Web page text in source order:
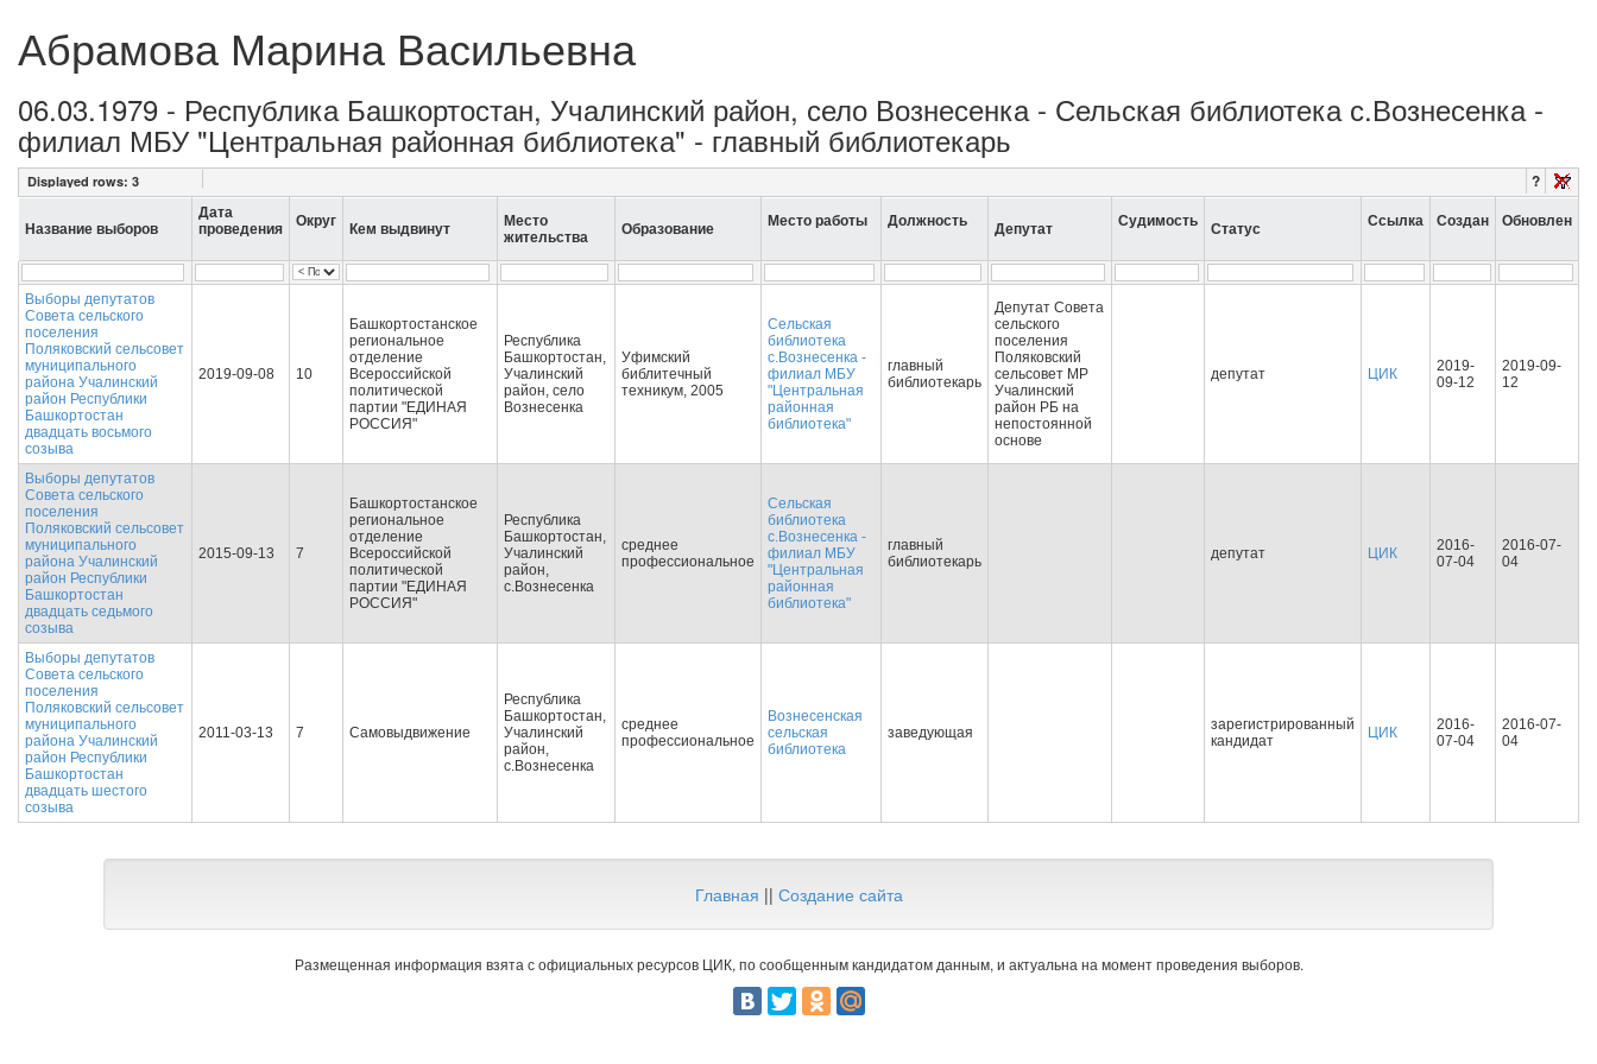
Абрамова Марина Васильевна
06.03.1979 - Республика Башкортостан, Учалинский район, село Вознесенка - Сельская библиотека с.Вознесенка -
филиал МБУ "Центральная районная библиотека" - главный библиотекарь
Displayed rows: 3 ?
Название выборов
Дата
проведения
Округ Кем выдвинут
Место
жительства
Образование Место работы Должность Депутат Судимость Статус Ссылка Создан Обновлен
Выборы депутатов
Совета сельского
поселения
Поляковский сельсовет
муниципального
района Учалинский
район Республики
Башкортостан
двадцать восьмого
созыва
2019-09-08 10
Башкортостанское
региональное
отделение
Всероссийской
политической
партии "ЕДИНАЯ
РОССИЯ"
Республика
Башкортостан,
Учалинский
район, село
Вознесенка
Уфимский
библитечный
техникум, 2005
Сельская
библиотека
с.Вознесенка -
филиал МБУ
"Центральная
районная
библиотека"
главный
библиотекарь
Депутат Совета
сельского
поселения
Поляковский
сельсовет МР
Учалинский
район РБ на
непостоянной
основе
депутат ЦИК
2019-
09-12
2019-09-
12
Выборы депутатов
Совета сельского
поселения
Поляковский сельсовет
муниципального
района Учалинский
район Республики
Башкортостан
двадцать седьмого
созыва
2015-09-13 7
Башкортостанское
региональное
отделение
Всероссийской
политической
партии "ЕДИНАЯ
РОССИЯ"
Республика
Башкортостан,
Учалинский
район,
с.Вознесенка
среднее
профессиональное
Сельская
библиотека
с.Вознесенка -
филиал МБУ
"Центральная
районная
библиотека"
главный
библиотекарь
депутат ЦИК
2016-
07-04
2016-07-
04
Выборы депутатов
Совета сельского
поселения
Поляковский сельсовет
муниципального
района Учалинский
район Республики
Башкортостан
двадцать шестого
созыва
2011-03-13 7 Самовыдвижение
Республика
Башкортостан,
Учалинский
район,
с.Вознесенка
среднее
профессиональное
Вознесенская
сельская
библиотека
заведующая
зарегистрированный
кандидат
ЦИК
2016-
07-04
2016-07-
04
Главная || Создание сайта
Размещенная информация взята с официальных ресурсов ЦИК, по сообщенным кандидатом данным, и актуальна на момент проведения выборов.